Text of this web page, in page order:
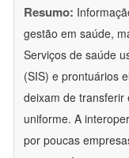
Resumo:
gestão em saúde,
Serviços de saúde
(SIS) e prontuários
deixam de transferir
uniforme. A
por poucas